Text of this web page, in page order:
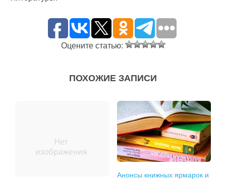
Оцените статью:
ПОХОЖИЕ ЗАПИСИ
Анонсы книжных ярмарок и